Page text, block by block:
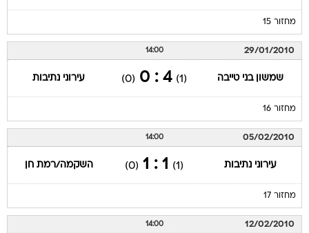
מחזור 15
29/01/2010
14:00
שמשון בני טייבה (1)
4 : 0
(0) עירוני נתיבות
מחזור 16
05/02/2010
14:00
עירוני נתיבות (1)
1 : 1
(0) השקמה/רמת חן
מחזור 17
12/02/2010
14:00